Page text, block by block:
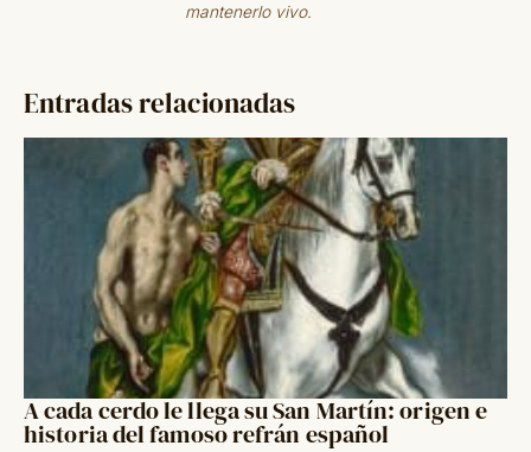
mantenerlo vivo.
Entradas relacionadas
A cada cerdo le llega su San Martín: origen e
historia del famoso refrán español